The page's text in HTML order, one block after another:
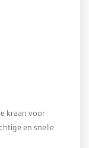
kraan voor
en snelle